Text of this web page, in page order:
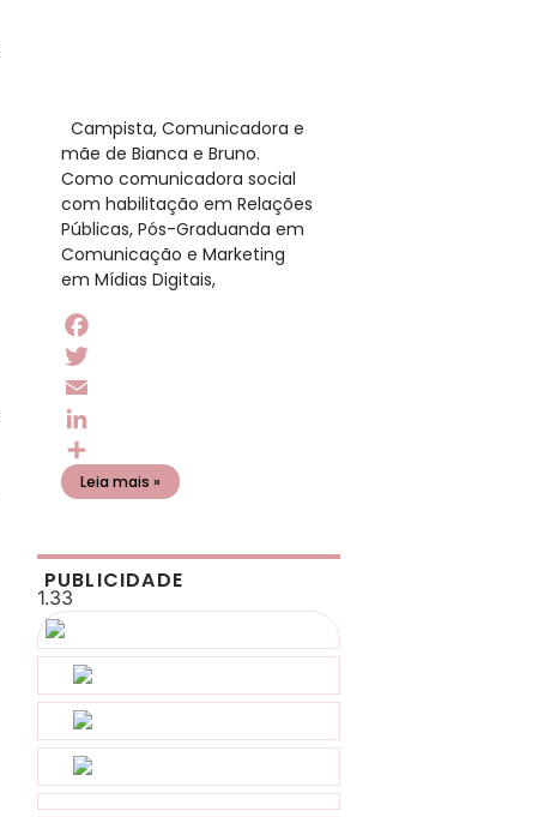
​ Campista, Comunicadora e
mãe de Bianca e Bruno.
Como comunicadora social
com habilitação em Relações
Públicas, Pós-Graduanda em
Comunicação e Marketing
em Mídias Digitais,
Facebook
Twitter
Email
LinkedIn
Share
Leia mais »
PUBLICIDADE